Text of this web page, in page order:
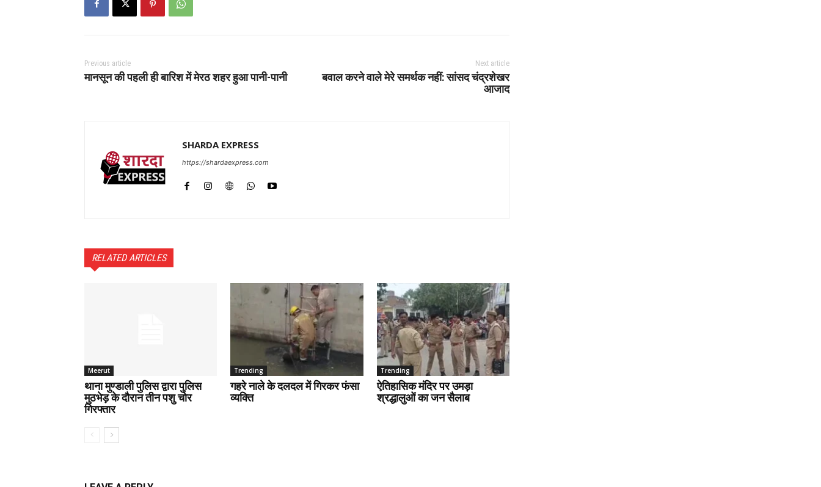
Previous article
मानसून की पहली ही बारिश में मेरठ शहर हुआ पानी-पानी
Next article
बवाल करने वाले मेरे समर्थक नहीं: सांसद चंद्रशेखर
आजाद
SHARDA EXPRESS
https://shardaexpress.com
RELATED ARTICLES
Meerut
थाना मुण्डाली पुलिस द्वारा पुलिस
मुठभेड़ के दौरान तीन पशु चोर
गिरफ्तार
Trending
गहरे नाले के दलदल में गिरकर फंसा
व्यक्ति
Trending
ऐतिहासिक मंदिर पर उमड़ा
श्रद्धालुओं का जन सैलाब